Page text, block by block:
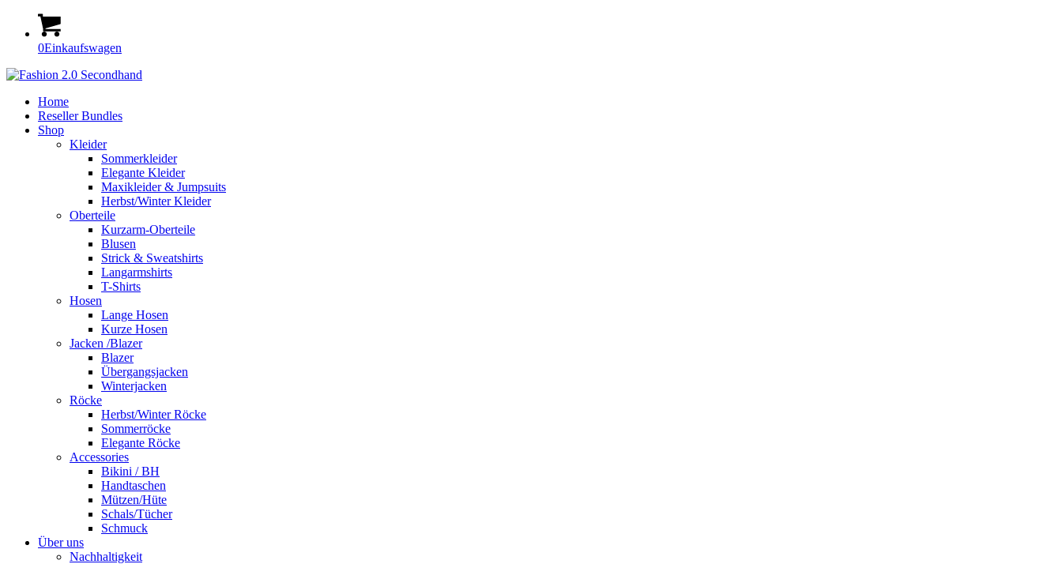
0Einkaufswagen
Home
Reseller Bundles
Shop
Kleider
Sommerkleider
Elegante Kleider
Maxikleider & Jumpsuits
Herbst/Winter Kleider
Oberteile
Kurzarm-Oberteile
Blusen
Strick & Sweatshirts
Langarmshirts
T-Shirts
Hosen
Lange Hosen
Kurze Hosen
Jacken /Blazer
Blazer
Übergangsjacken
Winterjacken
Röcke
Herbst/Winter Röcke
Sommerröcke
Elegante Röcke
Accessories
Bikini / BH
Handtaschen
Mützen/Hüte
Schals/Tücher
Schmuck
Über uns
Nachhaltigkeit